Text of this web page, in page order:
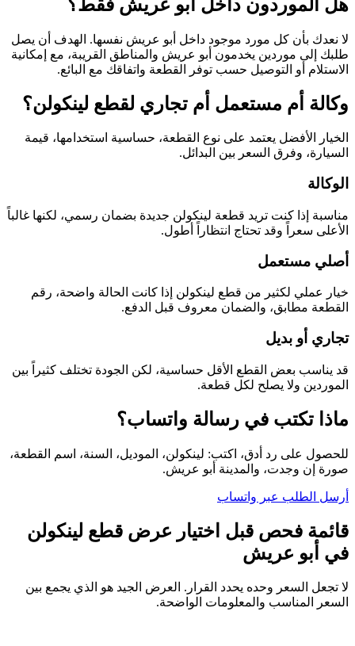
هل الموردون داخل أبو عريش فقط؟
لا نعدك بأن كل مورد موجود داخل أبو عريش نفسها. الهدف أن يصل
طلبك إلى موردين يخدمون أبو عريش والمناطق القريبة، مع إمكانية
الاستلام أو التوصيل حسب توفر القطعة واتفاقك مع البائع.
وكالة أم مستعمل أم تجاري لقطع لينكولن؟
الخيار الأفضل يعتمد على نوع القطعة، حساسية استخدامها، قيمة
السيارة، وفرق السعر بين البدائل.
الوكالة
مناسبة إذا كنت تريد قطعة لينكولن جديدة بضمان رسمي، لكنها غالباً
الأعلى سعراً وقد تحتاج انتظاراً أطول.
أصلي مستعمل
خيار عملي لكثير من قطع لينكولن إذا كانت الحالة واضحة، رقم
القطعة مطابق، والضمان معروف قبل الدفع.
تجاري أو بديل
قد يناسب بعض القطع الأقل حساسية، لكن الجودة تختلف كثيراً بين
الموردين ولا يصلح لكل قطعة.
ماذا تكتب في رسالة واتساب؟
للحصول على رد أدق، اكتب: لينكولن، الموديل، السنة، اسم القطعة،
صورة إن وجدت، والمدينة أبو عريش.
أرسل الطلب عبر واتساب
قائمة فحص قبل اختيار عرض قطع لينكولن
في أبو عريش
لا تجعل السعر وحده يحدد القرار. العرض الجيد هو الذي يجمع بين
السعر المناسب والمعلومات الواضحة.